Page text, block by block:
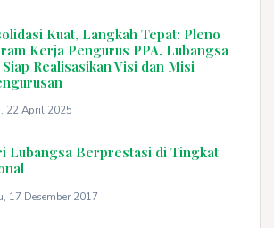
Kuat, Langkah Tepat: Pleno
Kerja Pengurus PPA. Lubangsa
Realisasikan Visi dan Misi
22 April 2025
Lubangsa Berprestasi di Tingkat
17 Desember 2017